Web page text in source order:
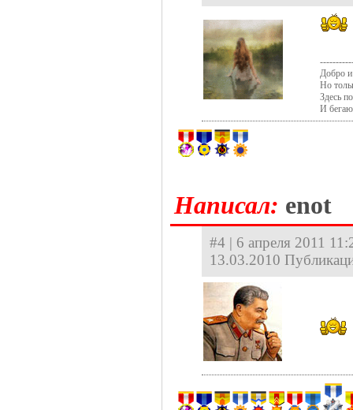
Добро и
Но
Здесь
И
Hаписал: enot
#4 | 6 апреля 2011
13.03.2010